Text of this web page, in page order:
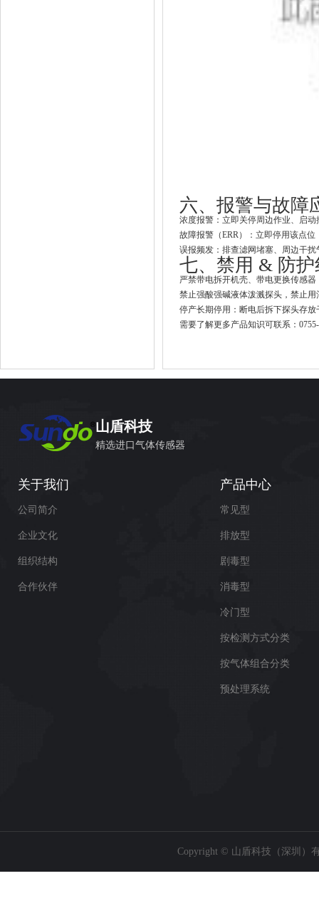
六、报警与故障
浓度报警 ：立即关停周边作业、启
故障报警 （ERR）：立即停用该点
误报频发 ：排查滤网堵塞、周边干
七、禁用 & 防护
严禁带电拆开机壳、带电更换传感器
禁止强酸强碱液体泼溅探头，禁止
停产长期停用：断电后拆下探头存
需要了解更多产品知识可联系：
山盾科技
精选进口气体传感器
关于我们
公司简介
企业文化
组织结构
合作伙伴
产品中心
常见型
排放型
剧毒型
消毒型
冷门型
按检测方式分类
按气体组合分类
预处理系统
Copyright © 山盾科技（深圳）